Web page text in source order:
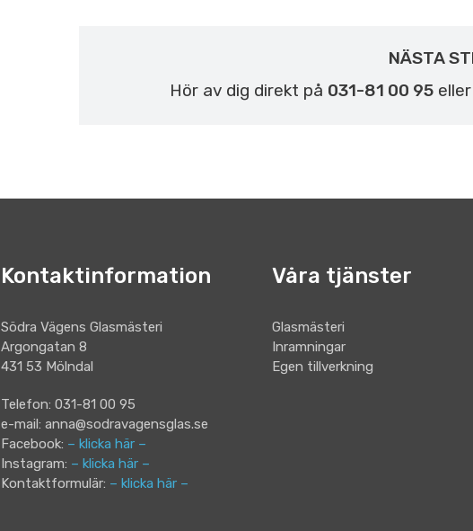
NÄSTA
Hör av dig direkt på 031-81 00 95
Kontaktinformation
Södra Vägens Glasmästeri
Argongatan 8
431 53 Mölndal
Telefon: 031-81 00 95
e-mail: anna@sodravagensglas.se
Facebook: – klicka här –
Instagram: – klicka här –
Kontaktformulär: – klicka här –
Våra tjänster
Glasmästeri
Inramningar
Egen tillverkning